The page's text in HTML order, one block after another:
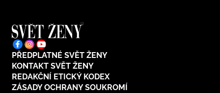
PŘEDPLATNÉ SVĚT ŽENY
KONTAKT SVĚT ŽENY
REDAKČNÍ ETICKÝ KODEX
ZÁSADY OCHRANY SOUKROMÍ